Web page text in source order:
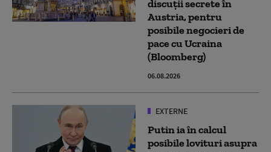
discuții secrete în
Austria, pentru
posibile negocieri de
pace cu Ucraina
(Bloomberg)
06.08.2026
EXTERNE
Putin ia în calcul
posibile lovituri asupra